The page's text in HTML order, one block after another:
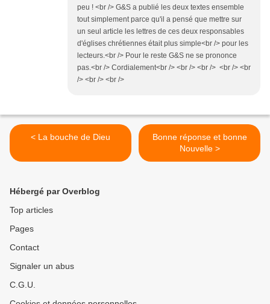
peu ! <br /> G&S a publié les deux textes ensemble
tout simplement parce qu'il a pensé que mettre sur
un seul article les lettres de ces deux responsables
d'églises chrétiennes était plus simple<br /> pour les
lecteurs.<br /> Pour le reste G&S ne se prononce
pas.<br /> Cordialement<br /> <br /> <br /> <br /> <br
/> <br /> <br />
< La bouche de Dieu
Bonne réponse et bonne
Nouvelle >
Hébergé par Overblog
Top articles
Pages
Contact
Signaler un abus
C.G.U.